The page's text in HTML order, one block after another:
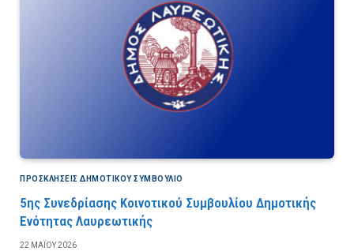
ΠΡΟΣΚΛΉΣΕΙΣ ΔΗΜΟΤΙΚΟΎ ΣΥΜΒΟΎΛΙΟ
5ης Συνεδρίασης Κοινοτικού Συμβουλίου Δημοτικής
Ενότητας Λαυρεωτικής
22 ΜΑΪ́ΟΥ 2026